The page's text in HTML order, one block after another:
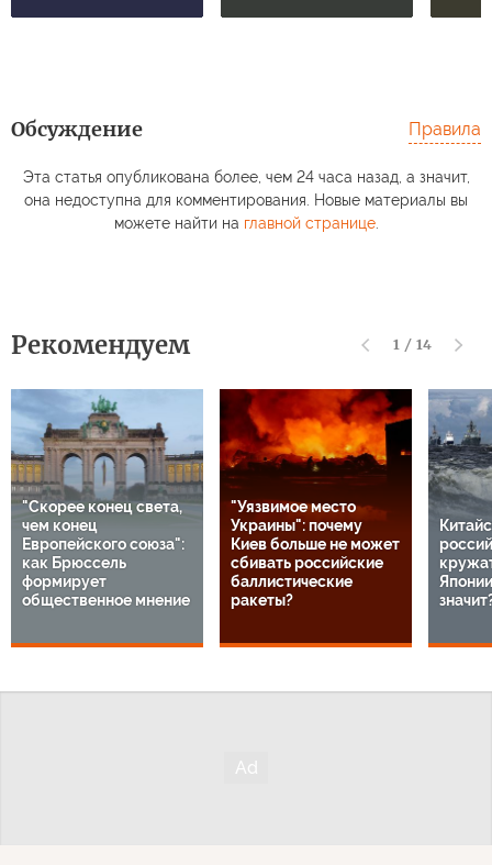
Обсуждение Правила
Эта статья опубликована более, чем 24 часа назад, а значит,
она недоступна для комментирования. Новые материалы вы
можете найти на главной странице.
Рекомендуем 1 / 14
"Скорее конец света,
чем конец
Европейского союза":
как Брюссель
формирует
общественное мнение
"Уязвимое место
Украины": почему
Киев больше не может
сбивать российские
баллистические
ракеты?